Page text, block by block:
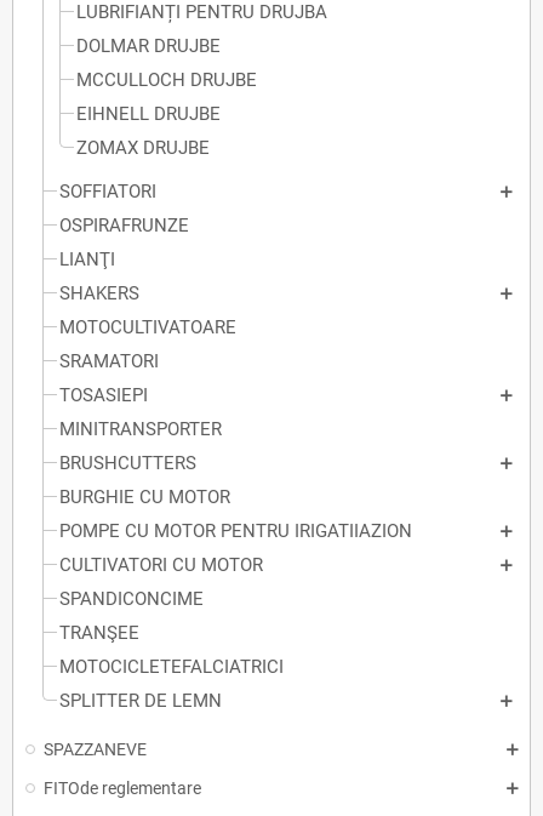
LUBRIFIANȚI PENTRU DRUJBA
DOLMAR DRUJBE
MCCULLOCH DRUJBE
EIHNELL DRUJBE
ZOMAX DRUJBE
SOFFIATORI
OSPIRAFRUNZE
LIANŢI
SHAKERS
MOTOCULTIVATOARE
SRAMATORI
TOSASIEPI
MINITRANSPORTER
BRUSHCUTTERS
BURGHIE CU MOTOR
POMPE CU MOTOR PENTRU IRIGATIIAZION
CULTIVATORI CU MOTOR
SPANDICONCIME
TRANŞEE
MOTOCICLETEFALCIATRICI
SPLITTER DE LEMN
SPAZZANEVE
FITOde reglementare